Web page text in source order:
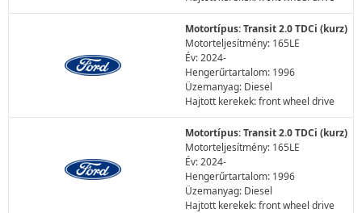
Motortípus: Transit 2.0 TDCi (kurz)
Motorteljesítmény: 165LE
Év: 2024-
Hengerűrtartalom: 1996
Üzemanyag: Diesel
Hajtott kerekek: front wheel drive
Motortípus: Transit 2.0 TDCi (kurz)
Motorteljesítmény: 165LE
Év: 2024-
Hengerűrtartalom: 1996
Üzemanyag: Diesel
Hajtott kerekek: front wheel drive